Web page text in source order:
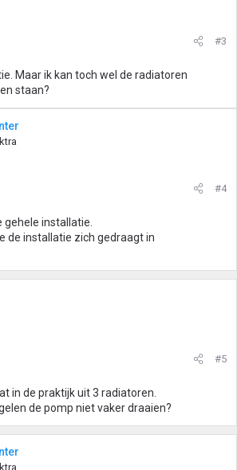
#3
Maar ik kan toch wel de radiatoren
staan?
#4
installatie.
de installatie zich gedraagt in
#5
in de praktijk uit 3 radiatoren.
de pomp niet vaker draaien?